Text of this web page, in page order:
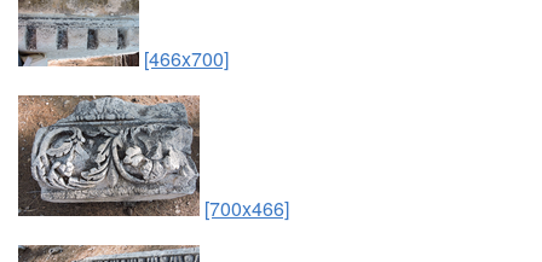
[466x700]
[700x466]